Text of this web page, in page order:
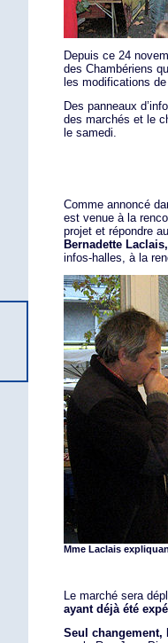
Depuis ce 24
des Chambériens
les modifications
Des panneaux
des marchés et le
le samedi.
Comme annoncé
est venue à la
projet et répondre
Bernadette
infos-halles, à la
Mme Laclais
Le marché sera
ayant déjà été
Seul changement,